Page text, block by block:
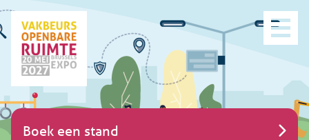
Boek een stand